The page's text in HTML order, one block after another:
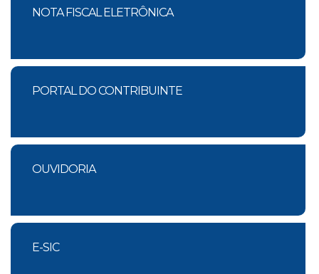
NOTA FISCAL ELETRÔNICA
PORTAL DO CONTRIBUINTE
OUVIDORIA
E-SIC